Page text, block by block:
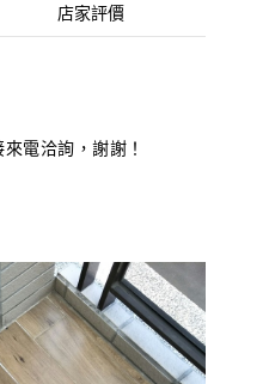
店家評價
電洽詢，謝謝！